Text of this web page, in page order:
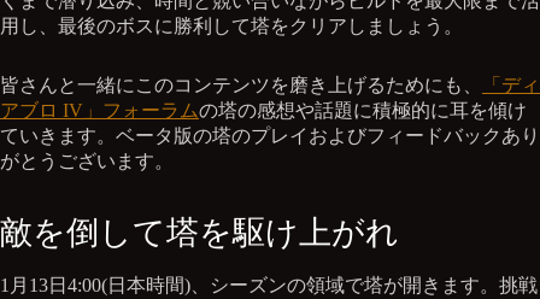
用し、最後のボスに勝利して塔をクリアしましょう。
皆さんと一緒にこのコンテンツを磨き上げるためにも、
「ディ
アブロ IV」フォーラムの塔の感想や話題に積極的に耳を傾け
ていきます。ベータ版の塔のプレイおよびフィードバックあり
がとうございます。
敵を倒して塔を駆け上がれ
1月13日4:00(日本時間)、シーズンの領域で塔が開きます。挑戦